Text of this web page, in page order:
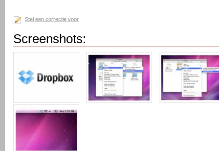
Stel een correctie voor
Screenshots: